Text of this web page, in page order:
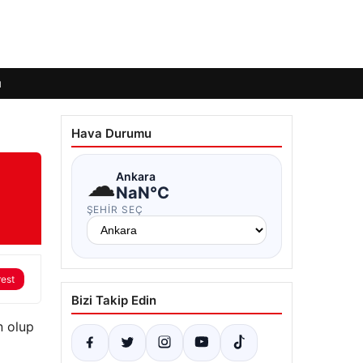
olup
Hava Durumu
☁Ankara
NaN°C
ŞEHIR SEÇ
Bizi Takip Edin